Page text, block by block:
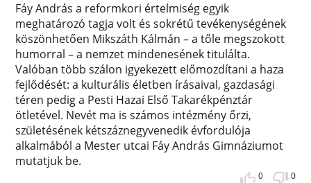
Fáy András a reformkori értelmiség egyik
meghatározó tagja volt és sokrétű tevékenységének
köszönhetően Mikszáth Kálmán – a tőle megszokott
humorral – a nemzet mindenesének titulálta.
Valóban több szálon igyekezett előmozdítani a haza
fejlődését: a kulturális életben írásaival, gazdasági
téren pedig a Pesti Hazai Első Takarékpénztár
ötletével. Nevét ma is számos intézmény őrzi,
születésének kétszáznegyvenedik évfordulója
alkalmából a Mester utcai Fáy András Gimnáziumot
mutatjuk be.
0 0